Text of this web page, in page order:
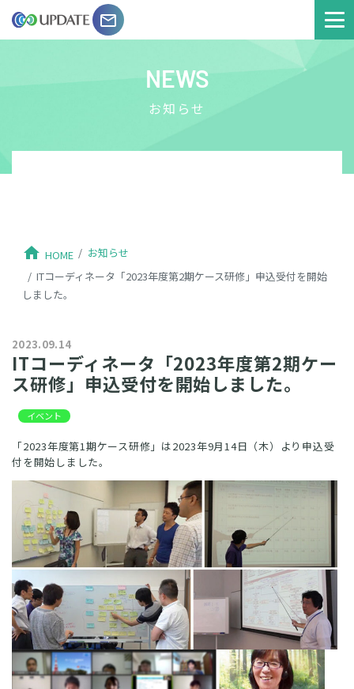
email
NEWS
お知らせ
home HOME
お知らせ
ITコーディネータ「2023年度第2期ケース研修」申込受付を開始
しました。
2023.09.14
ITコーディネータ「2023年度第2期ケー
ス研修」申込受付を開始しました。
イベント
「2023年度第1期ケース研修」は2023年9月14日（木）より申込受
付を開始しました。